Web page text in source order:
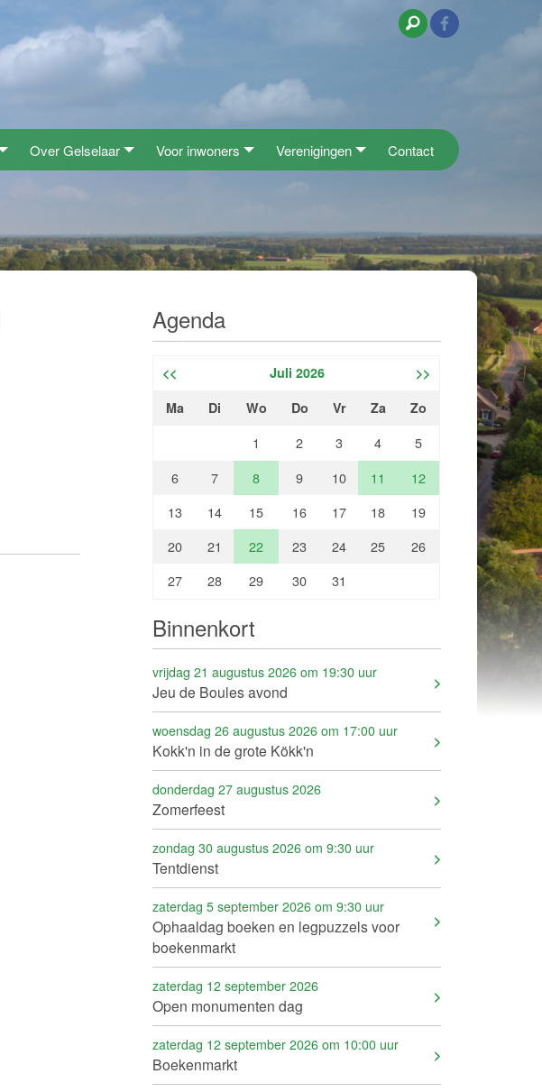
Over Gelselaar Voor inwoners Verenigingen Contact
Agenda
<< Juli 2026
>>
Ma
Di Wo Do Vr Za Zo
1 2 3 4
5
6
7 8 9 10 11
12
13
14 15 16 17 18
19
20
21 22 23 24 25
26
27
28 29 30 31
Binnenkort
vrijdag 21 augustus 2026 om 19:30 uur
Jeu de Boules avond
woensdag 26 augustus 2026 om 17:00 uur
Kokk'n in de grote Kökk'n
donderdag 27 augustus 2026
Zomerfeest
zondag 30 augustus 2026 om 9:30 uur
Tentdienst
zaterdag 5 september 2026 om 9:30 uur
Ophaaldag boeken en legpuzzels voor
boekenmarkt
zaterdag 12 september 2026
Open monumenten dag
zaterdag 12 september 2026 om 10:00 uur
Boekenmarkt